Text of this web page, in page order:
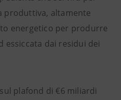
produttiva, altamente
energetico per produrre
essiccata dai residui dei
plafond di €6 miliardi